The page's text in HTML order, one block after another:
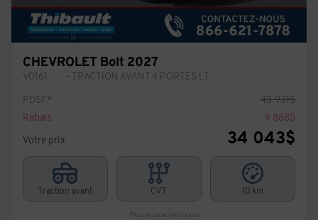
CHEVROLET Bolt 2027
V0161
– TRACTION AVANT 4 PORTES LT
PDSF*
43 931$
Rabais
9 888$
Votre prix
34 043$
Traction avant CVT 10 km
Plus de caractéristiques